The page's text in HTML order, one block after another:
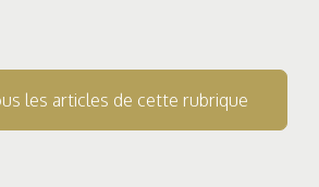
les articles de cette rubrique